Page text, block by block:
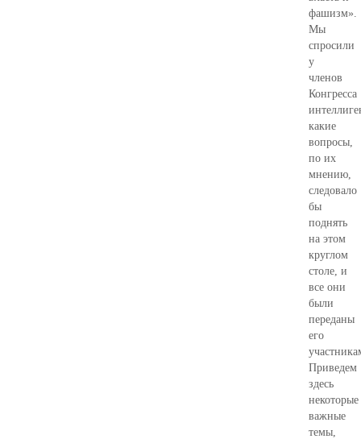
фашизм».
Мы
спросили
у
членов
Конгресса
какие
вопросы,
по их
мнению,
следовало
бы
поднять
на этом
круглом
столе, и
все они
были
переданы
его
Приведем
здесь
некоторые
важные
темы,